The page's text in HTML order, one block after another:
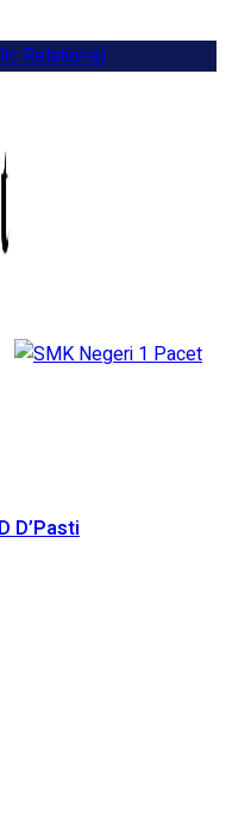
Relations)
D’Pasti